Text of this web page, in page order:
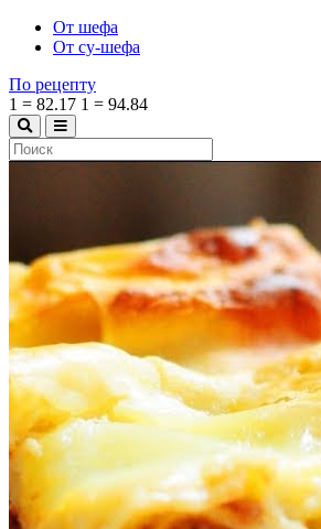
От шефа
От су-шефа
По рецепту
1 = 82.17 1 = 94.84